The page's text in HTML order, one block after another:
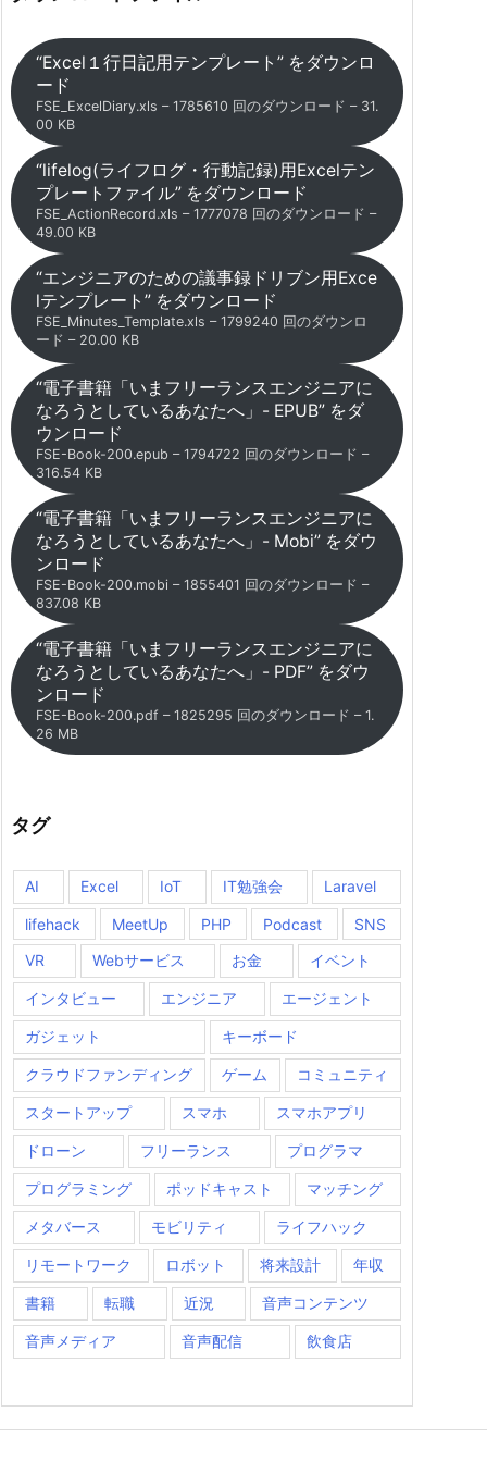
“Excel１行日記用テンプレート” をダウンロ
ード
FSE_ExcelDiary.xls – 1785610 回のダウンロード – 31.
00 KB
“lifelog(ライフログ・行動記録)用Excelテン
プレートファイル” をダウンロード
FSE_ActionRecord.xls – 1777078 回のダウンロード –
49.00 KB
“エンジニアのための議事録ドリブン用Exce
lテンプレート” をダウンロード
FSE_Minutes_Template.xls – 1799240 回のダウンロ
ード – 20.00 KB
“電子書籍「いまフリーランスエンジニアに
なろうとしているあなたへ」- EPUB” をダ
ウンロード
FSE-Book-200.epub – 1794722 回のダウンロード –
316.54 KB
“電子書籍「いまフリーランスエンジニアに
なろうとしているあなたへ」- Mobi” をダウ
ンロード
FSE-Book-200.mobi – 1855401 回のダウンロード –
837.08 KB
“電子書籍「いまフリーランスエンジニアに
なろうとしているあなたへ」- PDF” をダウ
ンロード
FSE-Book-200.pdf – 1825295 回のダウンロード – 1.
26 MB
タグ
AI Excel IoT IT勉強会 Laravel
lifehack MeetUp PHP Podcast
SNS
VR
Webサービス お金 イベント
インタビュー エンジニア エージェント
ガジェット キーボード
クラウドファンディング ゲーム コミュニティ
スタートアップ スマホ スマホアプリ
ドローン フリーランス プログラマ
プログラミング ポッドキャスト マッチング
メタバース モビリティ ライフハック
リモートワーク ロボット 将来設計 年収
書籍 転職 近況 音声コンテンツ
音声メディア 音声配信 飲食店